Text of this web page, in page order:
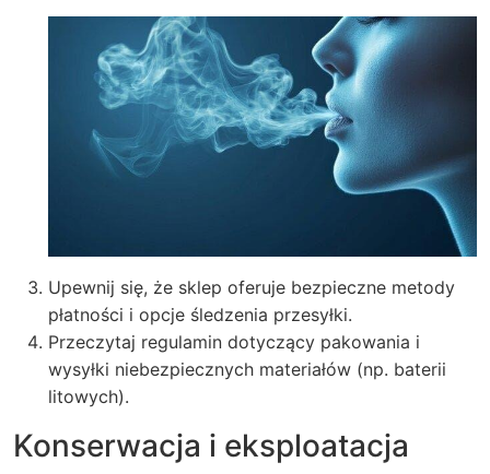
Upewnij się, że sklep oferuje bezpieczne metody
płatności i opcje śledzenia przesyłki.
Przeczytaj regulamin dotyczący pakowania i
wysyłki niebezpiecznych materiałów (np. baterii
litowych).
Konserwacja i eksploatacja